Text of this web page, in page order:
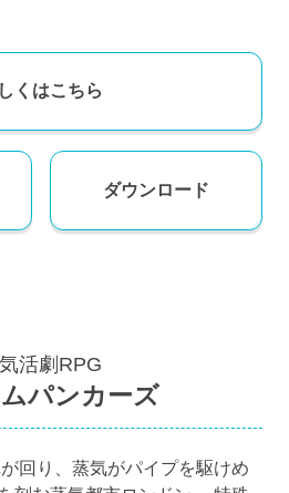
くはこちら
ダウンロード
活劇RPG
パンカーズ
回り、蒸気がパイプを駆けめ